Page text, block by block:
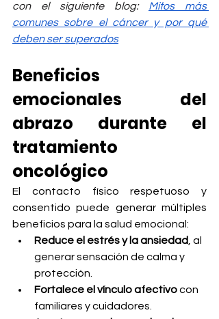
con el siguiente blog: Mitos más
comunes sobre el cáncer y por qué
deben ser superados
Beneficios
emocionales del
abrazo durante el
tratamiento
oncológico
El contacto físico respetuoso y
consentido puede generar múltiples
beneficios para la salud emocional:
Reduce el estrés y la ansiedad, al
generar sensación de calma y
protección.
Fortalece el vínculo afectivo con
familiares y cuidadores.